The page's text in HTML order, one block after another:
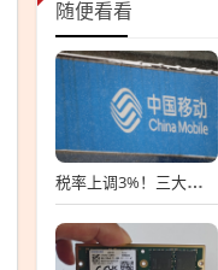
随便看看
税率上调3%！三大运营商同时发公告 话费、宽带费会涨吗：专家给答案